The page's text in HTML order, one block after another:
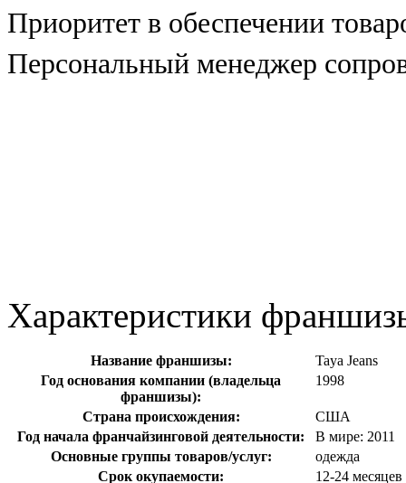
Приоритет в обеспечении
Персональный менеджер
Характеристики
Название франшизы:
Taya Jeans
Год основания компании (владельца
франшизы):
1998
Страна происхождения:
США
Год начала франчайзинговой деятельности:
В мире: 2011
Основные группы товаров/услуг:
одежда
Срок окупаемости:
12-24 месяцев